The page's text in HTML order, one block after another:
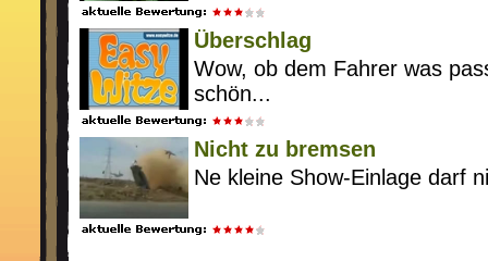
Überschlag
Wow, ob dem Fahrer was
schön...
Nicht zu bremsen
Ne kleine Show-Einlage darf